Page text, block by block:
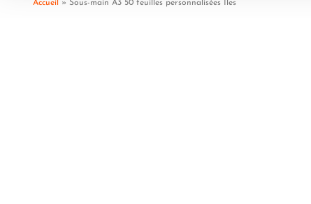
Accueil » Sous-main A3 50 feuilles personnalisées Îles